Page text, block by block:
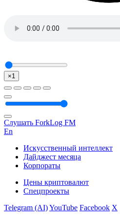
×1
Слушать ForkLog FM
En
Искусственный интеллект
Дайджест месяца
Корпораты
Цены криптовалют
Спецпроекты
Telegram (AI)YouTube Facebook X